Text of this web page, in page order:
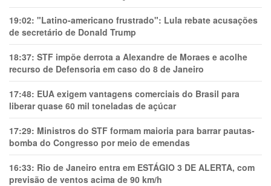
19:02: "Latino-americano frustrado": Lula rebate acusações
de secretário de Donald Trump
18:37: STF impõe derrota a Alexandre de Moraes e acolhe
recurso de Defensoria em caso do 8 de Janeiro
17:48: EUA exigem vantagens comerciais do Brasil para
liberar quase 60 mil toneladas de açúcar
17:29: Ministros do STF formam maioria para barrar pautas-
bomba do Congresso por meio de emendas
16:33: Rio de Janeiro entra em ESTÁGIO 3 DE ALERTA, com
previsão de ventos acima de 90 km/h